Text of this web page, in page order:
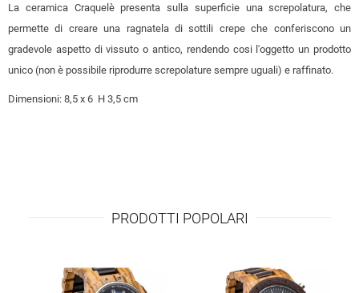
La ceramica Craquelè presenta sulla superficie una screpolatura, che
permette di creare una ragnatela di sottili crepe che conferiscono un
gradevole aspetto di vissuto o antico, rendendo cosi l'oggetto un prodotto
unico (non è possibile riprodurre screpolature sempre uguali) e raffinato.
Dimensioni: 8,5 x 6 H 3,5 cm
PRODOTTI POPOLARI